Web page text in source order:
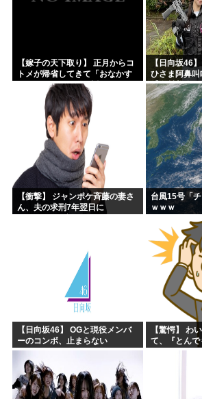
【嫁子の天下取り】 正月からコ
トメが帰省してきて「おなかす
いたぁ～」と子供に返ってる。
旦那もウトメも何もしない。私
にしろって事だよね。でも...
【日向坂46
ひさま阿鼻叫
【金村美玖
【衝撃】 ジャンポケ斉藤の妻さ
ん、夫の求刑7年翌日に
台風15号「
ｗｗｗ
【日向坂46】 OGと現役メンバ
ーのコンボ、止まらない
【驚愕】 わ
て、『とん
づくｗｗｗｗ